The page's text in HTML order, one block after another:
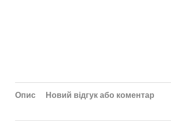
Опис Новий відгук або коментар